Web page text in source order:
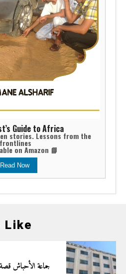
Guide to Africa
stories. Lessons from the
frontlines.
📘 Now available on Amazon
Read Now
Like
جماعة الأحباش قصة